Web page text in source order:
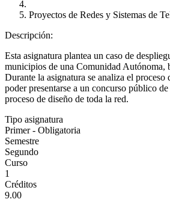
Proyectos de Redes y Sistemas de
Descripción:
Esta asignatura plantea un caso de
municipios de una Comunidad Autónoma,
Durante la asignatura se analiza el proceso
poder presentarse a un concurso público
proceso de diseño de toda la red.
Tipo asignatura
Primer - Obligatoria
Semestre
Segundo
Curso
1
Créditos
9.00